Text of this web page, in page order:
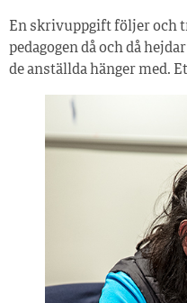
En skrivuppgift följer och
pedagogen då och då
de anställda hänger med.